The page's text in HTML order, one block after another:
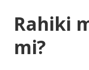
Rahiki
mi?